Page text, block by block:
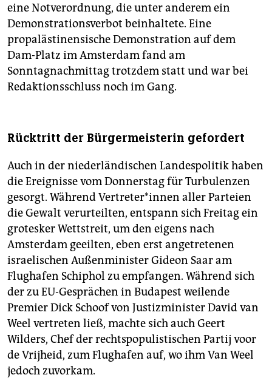
eine Notverordnung, die unter anderem ein
Demonstrationsverbot beinhaltete. Eine
propalästinensische Demonstration auf dem
Dam-Platz im Amsterdam fand am
Sonntagnachmittag trotzdem statt und war bei
Redaktionsschluss noch im Gang.
Rücktritt der Bürgermeisterin gefordert
Auch in der niederländischen Landespolitik haben
die Ereignisse vom Donnerstag für Turbulenzen
gesorgt. Während Ver­tre­te­r*in­nen aller Parteien
die Gewalt verurteilten, entspann sich Freitag ein
grotesker Wettstreit, um den eigens nach
Amsterdam geeilten, eben erst angetretenen
israelischen Außenminister Gideon Saar am
Flughafen Schiphol zu empfangen. Während sich
der zu EU-Gesprächen in Budapest weilende
Premier Dick Schoof von Justizminister David van
Weel vertreten ließ, machte sich auch Geert
Wilders, Chef der rechtspopulistischen Partij voor
de Vrijheid, zum Flughafen auf, wo ihm Van Weel
jedoch zuvorkam.